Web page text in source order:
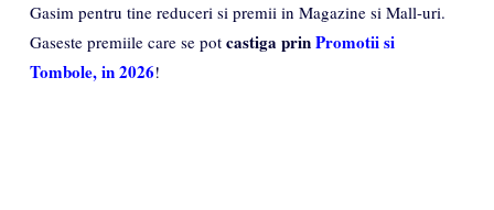
Gasim pentru tine reduceri si premii in Magazine si Mall-uri.
Gaseste premiile care se pot castiga prinPromotii si
Tombole, in 2026!